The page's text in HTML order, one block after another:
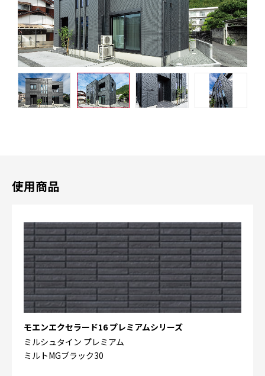
使用商品
モエンエクセラード16 プレミアムシリーズ
ミルシュタイン プレミアム
ミルトMGブラック30